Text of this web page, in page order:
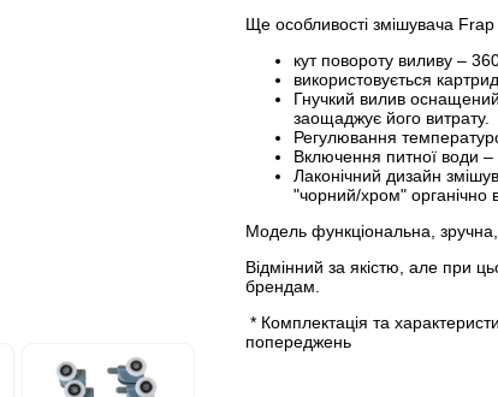
Ще особливості змішувача
кут повороту виливу –
використовується
Гнучкий вилив
заощаджує його витрату.
Регулювання
Включення питної води
Лаконічний дизайн
"чорний/хром" органічно
Модель функціональна,
Відмінний за якістю, але при
брендам.
* Комплектація та
попереджень